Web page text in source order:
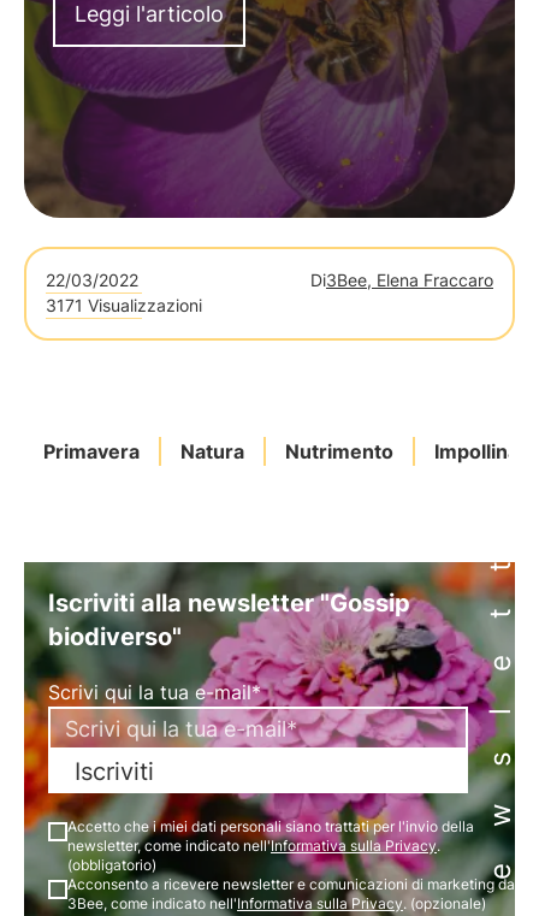
porte: quest’anno la saluteremo ufficialmente il
20 marzo!
Leggi l'articolo
22/03/2022 Di3Bee, Elena Fraccaro
3171 Visualizzazioni
Primavera Natura Nutrimento Newsletter
Iscriviti alla newsletter "Gossip
biodiverso"
Scrivi qui la tua e-mail*
Iscriviti
Accetto che i miei dati personali siano trattati per l'invio della
newsletter, come indicato nell'Informativa sulla Privacy.
(obbligatorio)
Acconsento a ricevere newsletter e comunicazioni di marketing da
3Bee, come indicato nell'Informativa sulla Privacy. (opzionale)